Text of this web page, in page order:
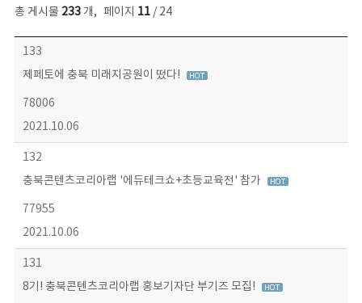
총 게시물 233개, 페이지 11/ 24
보도자료 목록 - 번호, 제목, 작성자, 파일, 조회수, 작성일 정보 제공
133
제페토에 충북 미래지공원이 떴다!
78006
2021.10.06
132
충북콘텐츠코리아랩 '에듀테크쇼+초등교육전' 참가
77955
2021.10.06
131
8기! 충북콘텐츠코리아랩 홍보기자단 부기즈 모집!